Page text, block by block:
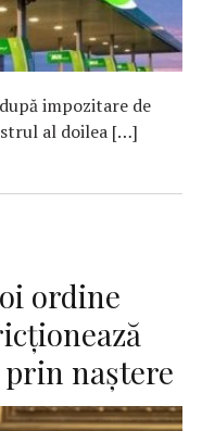
impozitare de
al doilea […]
ordine
naştere